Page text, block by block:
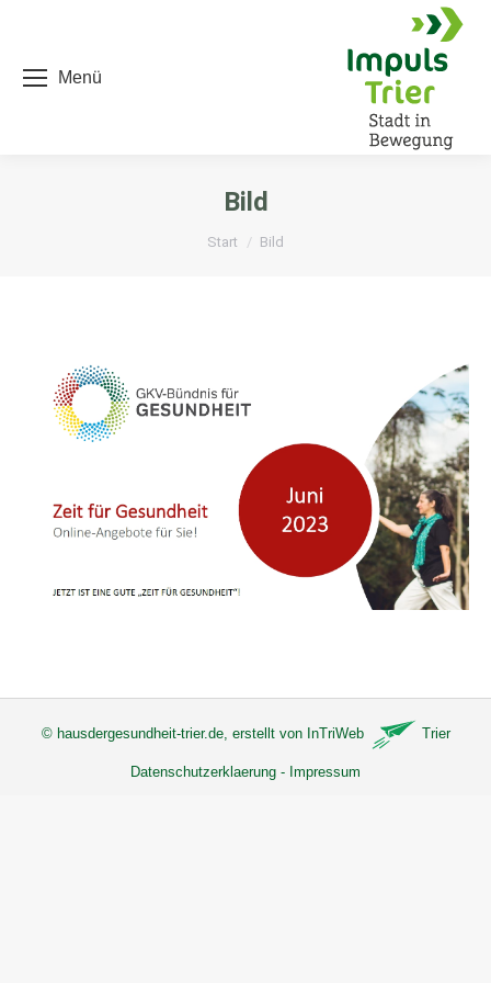
Menü
Bild
Sie befinden sich hier:
Start Bild
© hausdergesundheit-trier.de, erstellt von InTriWeb Trier
Datenschutzerklaerung - Impressum